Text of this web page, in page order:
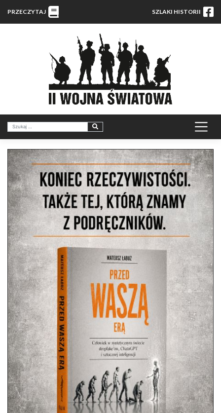
PRZECZYTAJ SZLAKI HISTORII